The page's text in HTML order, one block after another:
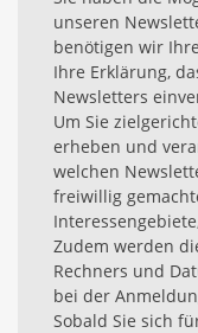
unseren
benötigen wir
Ihre Erklärung,
Newsletters
Um Sie
erheben und
welchen
freiwillig
Zudem werden
Rechners und
bei der
Sobald Sie sich